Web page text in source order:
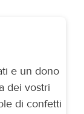
e un dono
dei vostri
di confetti